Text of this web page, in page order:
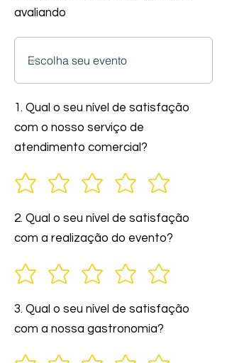
avaliando
1. Qual o seu nível de satisfação
com o nosso serviço de
atendimento comercial?
2. Qual o seu nível de satisfação
com a realização do evento?
3. Qual o seu nível de satisfação
com a nossa gastronomia?